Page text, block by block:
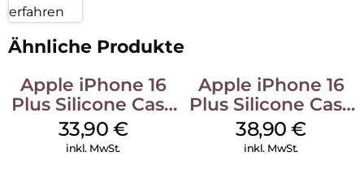
erfahren
Ähnliche Produkte
Apple iPhone 16
Plus Silicone Case
MagSafe Lake
Green
33,90 €
inkl. MwSt.
Apple iPhone 16
Plus Silicone Case
MagSafe Denim
38,90€
inkl. MwSt.